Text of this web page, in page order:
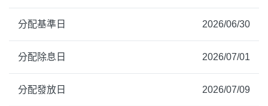
分配基準日 2026/06/30
分配除息日 2026/07/01
分配發放日 2026/07/09